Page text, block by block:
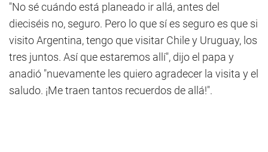
"No sé cuándo está planeado ir allá, antes del
dieciséis no, seguro. Pero lo que sí es seguro es que si
visito Argentina, tengo que visitar Chile y Uruguay, los
tres juntos. Así que estaremos allí", dijo el papa y
anadió "nuevamente les quiero agradecer la visita y el
saludo. ¡Me traen tantos recuerdos de allá!".